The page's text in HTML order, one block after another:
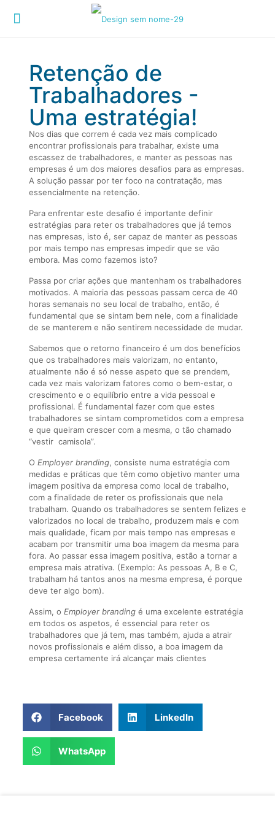
Retenção de
Trabalhadores -
Uma estratégia!
Nos dias que correm é cada vez mais complicado
encontrar profissionais para trabalhar, existe uma
escassez de trabalhadores, e manter as pessoas nas
empresas é um dos maiores desafios para as empresas.
A solução passar por ter foco na contratação, mas
essencialmente na retenção.
Para enfrentar este desafio é importante definir
estratégias para reter os trabalhadores que já temos
nas empresas, isto é, ser capaz de manter as pessoas
por mais tempo nas empresas impedir que se vão
embora. Mas como fazemos isto?
Passa por criar ações que mantenham os trabalhadores
motivados. A maioria das pessoas passam cerca de 40
horas semanais no seu local de trabalho, então, é
fundamental que se sintam bem nele, com a finalidade
de se manterem e não sentirem necessidade de mudar.
Sabemos que o retorno financeiro é um dos benefícios
que os trabalhadores mais valorizam, no entanto,
atualmente não é só nesse aspeto que se prendem,
cada vez mais valorizam fatores como o bem-estar, o
crescimento e o equilíbrio entre a vida pessoal e
profissional. É fundamental fazer com que estes
trabalhadores se sintam comprometidos com a empresa
e que queiram crescer com a mesma, o tão chamado
“vestir camisola”.
O Employer branding, consiste numa estratégia com
medidas e práticas que têm como objetivo manter uma
imagem positiva da empresa como local de trabalho,
com a finalidade de reter os profissionais que nela
trabalham. Quando os trabalhadores se sentem felizes e
valorizados no local de trabalho, produzem mais e com
mais qualidade, ficam por mais tempo nas empresas e
acabam por transmitir uma boa imagem da mesma para
fora. Ao passar essa imagem positiva, estão a tornar a
empresa mais atrativa. (Exemplo: As pessoas A, B e C,
trabalham há tantos anos na mesma empresa, é porque
deve ter algo bom).
Assim, o Employer brandingé uma excelente estratégia
em todos os aspetos, é essencial para reter os
trabalhadores que já tem, mas também, ajuda a atrair
novos profissionais e além disso, a boa imagem da
empresa certamente irá alcançar mais clientes
Facebook LinkedIn
WhatsApp